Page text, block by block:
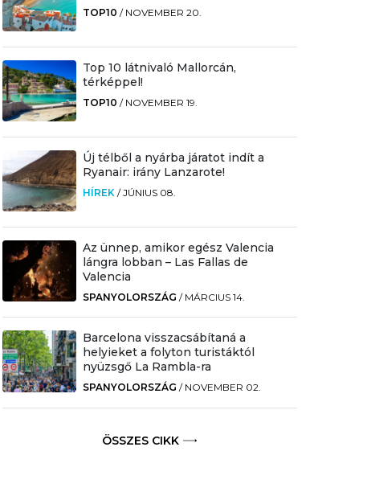
TOP10 / NOVEMBER 20.
Top 10 látnivaló Mallorcán,
térképpel!
TOP10 / NOVEMBER 19.
Új télből a nyárba járatot indít a
Ryanair: irány Lanzarote!
HÍREK /JÚNIUS 08.
Az ünnep, amikor egész Valencia
lángra lobban – Las Fallas de
Valencia
SPANYOLORSZÁG / MÁRCIUS 14.
Barcelona visszacsábítaná a
helyieket a folyton turistáktól
nyüzsgő La Rambla-ra
SPANYOLORSZÁG / NOVEMBER 02.
ÖSSZES CIKK